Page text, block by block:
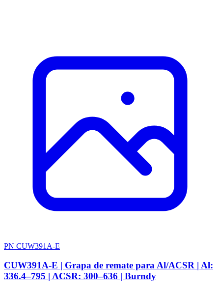
PN CUW391A-E
CUW391A-E | Grapa de remate para Al/ACSR | Al:
336.4–795 | ACSR: 300–636 | Burndy